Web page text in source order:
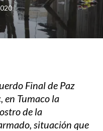
Final de Paz
en Tumaco la
de la
situación que